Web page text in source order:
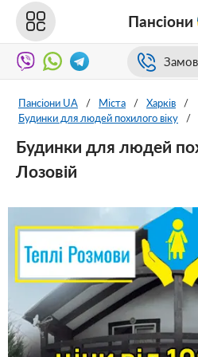
Пансіони
Пансіони UA / Міста / Харків
/
Будинки для людей похилого віку
/
Будинки для людей
Лозовій